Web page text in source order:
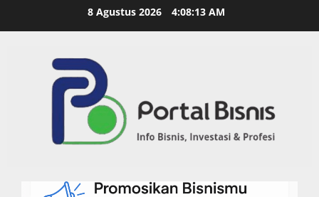
8 Agustus 2026 4:08:14 AM